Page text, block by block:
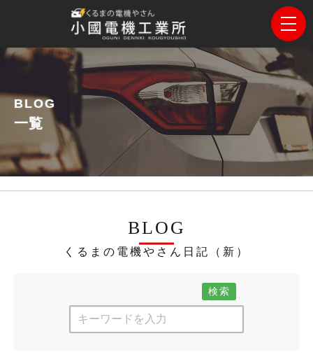
BLOG
一覧
BLOG
くるまの電機やさん日記（新）
検索